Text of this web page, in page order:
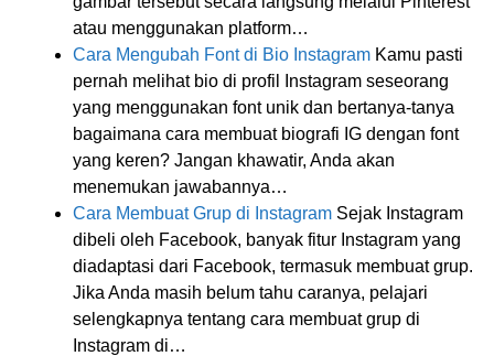
atau menggunakan platform…
Cara Mengubah Font di Bio Instagram Kamu pasti
pernah melihat bio di profil Instagram seseorang
yang menggunakan font unik dan bertanya-tanya
bagaimana cara membuat biografi IG dengan font
yang keren? Jangan khawatir, Anda akan
menemukan jawabannya…
Cara Membuat Grup di Instagram Sejak Instagram
dibeli oleh Facebook, banyak fitur Instagram yang
diadaptasi dari Facebook, termasuk membuat grup.
Jika Anda masih belum tahu caranya, pelajari
selengkapnya tentang cara membuat grup di
Instagram di…